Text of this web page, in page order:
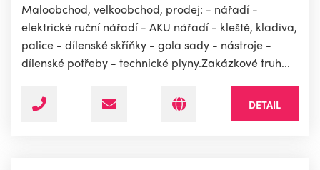
Maloobchod, velkoobchod, prodej: - nářadí -
elektrické ruční nářadí - AKU nářadí - kleště, kladiva,
palice - dílenské skříňky - gola sady - nástroje -
dílenské potřeby - technické plyny.Zakázkové truh...
DETAIL